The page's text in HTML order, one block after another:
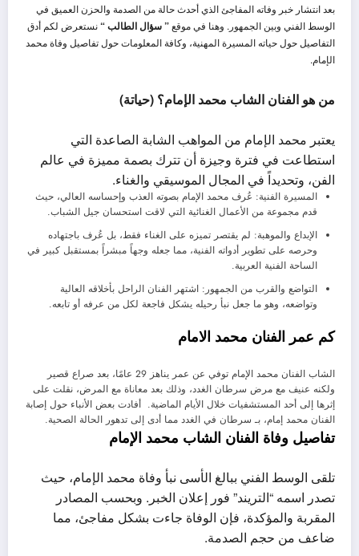
بعد انتشار خبر وفاته المفاجئ الذي أحدث حالة من الصدمة والحزن العميق في
الوسط الفني وبين الجمهور. وهنا في موقع ” سؤال الطالب “نستعرض لكم أدق
التفاصيل حول حياته المسيرة المهنية، وكافة المعلومات حول تفاصيل وفاة محمد
الإمام.
من هو الفنان الشاب محمد الإمام؟ (حياتة)
يعتبر محمد الإمام من المواهب الشابة الصاعدة التي
استطاعت في فترة وجيزة أن تترك بصمة مميزة في عالم
الفن، وتحديداً في المجال الموسيقي والغناء.
المسيرة الفنية: عُرف محمد الإمام بصوته العذب وإحساسه العالي، حيث
قدم مجموعة من الأعمال الغنائية التي لاقت استحسان جيل الشباب.
الإبداع والموهبة: لم يقتصر تميزه على الغناء فقط، بل عُرف باجتهاده
وحرصه على تطوير أدواته الفنية، مما جعله وجهاً مبشراً بمستقبل كبير في
الساحة الفنية العربية.
التواضع والقرب من الجمهور: اشتهر الفنان الراحل بأخلاقه العالية
وتواضعه، وهو ما جعل نبأ رحيله يشكل فاجعة لكل من عرفه أو تابعه.
كم عمر الفنان محمد الامام
الشاب الفنان محمد الإمام توفي عن عمر يناهز 29 عامًا، بعد صراع قصير
ولكنه عنيف مع مرض سرطان الغدد، وذلك بعد معاناة مع المرض، نقلت على
إثرها إلى أحد المستشفيات خلال الأيام الماضية. أفادت بعض الأنباء حول إصابة
الفنان محمد إمام، بـ سرطان في الغدد مما أدى إلى تدهور الحالة الصحية.
تفاصيل وفاة الفنان الشاب محمد الإمام
تلقى الوسط الفني ببالغ الأسى نبأ وفاة محمد الإمام، حيث
تصدر اسمه “التريند” فور إعلان الخبر. وبحسب المصادر
المقربة والمؤكدة، فإن الوفاة جاءت بشكل مفاجئ، مما
ضاعف من حجم الصدمة.